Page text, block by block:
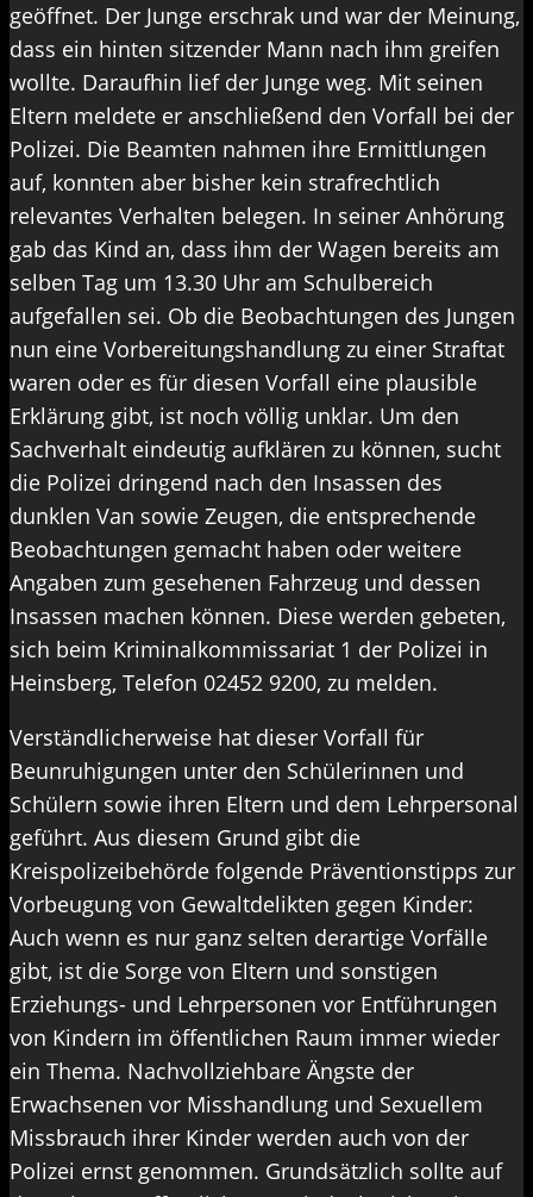
geöffnet. Der Junge erschrak und war der Meinung,
dass ein hinten sitzender Mann nach ihm greifen
wollte. Daraufhin lief der Junge weg. Mit seinen
Eltern meldete er anschließend den Vorfall bei der
Polizei. Die Beamten nahmen ihre Ermittlungen
auf, konnten aber bisher kein strafrechtlich
relevantes Verhalten belegen. In seiner Anhörung
gab das Kind an, dass ihm der Wagen bereits am
selben Tag um 13.30 Uhr am Schulbereich
aufgefallen sei. Ob die Beobachtungen des Jungen
nun eine Vorbereitungshandlung zu einer Straftat
waren oder es für diesen Vorfall eine plausible
Erklärung gibt, ist noch völlig unklar. Um den
Sachverhalt eindeutig aufklären zu können, sucht
die Polizei dringend nach den Insassen des
dunklen Van sowie Zeugen, die entsprechende
Beobachtungen gemacht haben oder weitere
Angaben zum gesehenen Fahrzeug und dessen
Insassen machen können. Diese werden gebeten,
sich beim Kriminalkommissariat 1 der Polizei in
Heinsberg, Telefon 02452 9200, zu melden.
Verständlicherweise hat dieser Vorfall für
Beunruhigungen unter den Schülerinnen und
Schülern sowie ihren Eltern und dem Lehrpersonal
geführt. Aus diesem Grund gibt die
Kreispolizeibehörde folgende Präventionstipps zur
Vorbeugung von Gewaltdelikten gegen Kinder:
Auch wenn es nur ganz selten derartige Vorfälle
gibt, ist die Sorge von Eltern und sonstigen
Erziehungs- und Lehrpersonen vor Entführungen
von Kindern im öffentlichen Raum immer wieder
ein Thema. Nachvollziehbare Ängste der
Erwachsenen vor Misshandlung und Sexuellem
Missbrauch ihrer Kinder werden auch von der
Polizei ernst genommen. Grundsätzlich sollte auf